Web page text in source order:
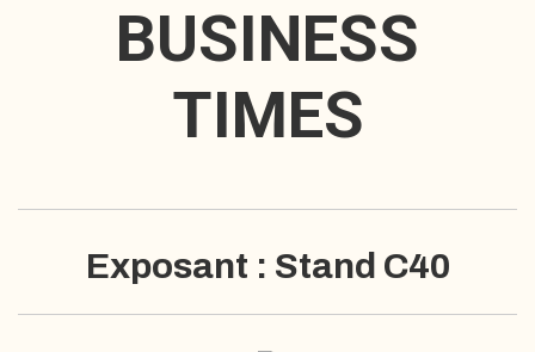
BUSINESS
TIMES
Exposant : Stand C40